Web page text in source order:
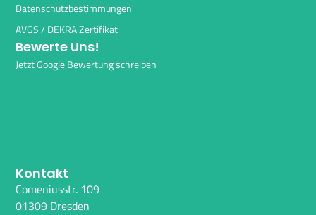
Datenschutzbestimmungen
AVGS / DEKRA Zertifikat
Bewerte Uns!
Jetzt Google Bewertung schreiben
Kontakt
Comeniusstr. 109
01309 Dresden